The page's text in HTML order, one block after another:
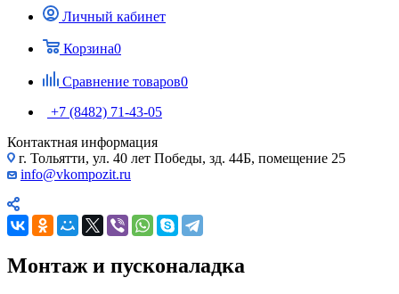
Личный кабинет
Корзина0
Сравнение товаров0
+7 (8482) 71-43-05
Контактная информация
г. Тольятти, ул. 40 лет Победы, зд. 44Б, помещение 25
info@vkompozit.ru
Монтаж и пусконаладка